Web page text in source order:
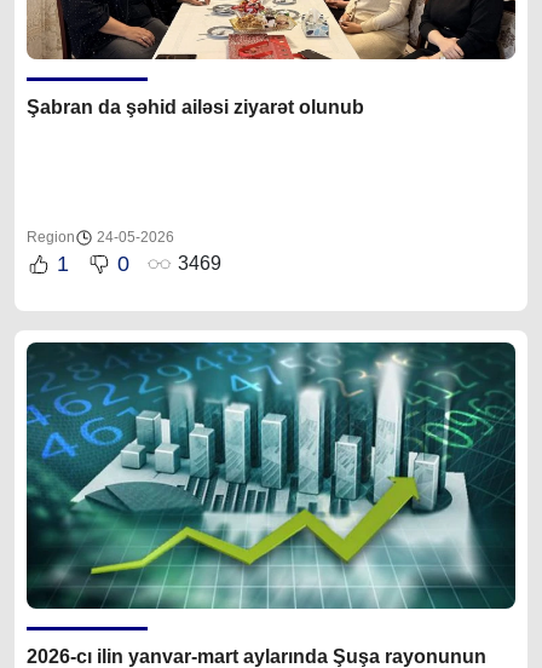
Şabran da şəhid ailəsi ziyarət olunub
Region 24-05-2026
1 0 3469
2026-cı ilin yanvar-mart aylarında Şuşa rayonunun